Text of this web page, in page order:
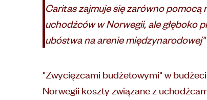
Caritas zajmuje się zarówno
uchodźców w Norwegii, ale głęboko
ubóstwa na arenie
"Zwycięzcami budżetowymi" w
Norwegii koszty związane z